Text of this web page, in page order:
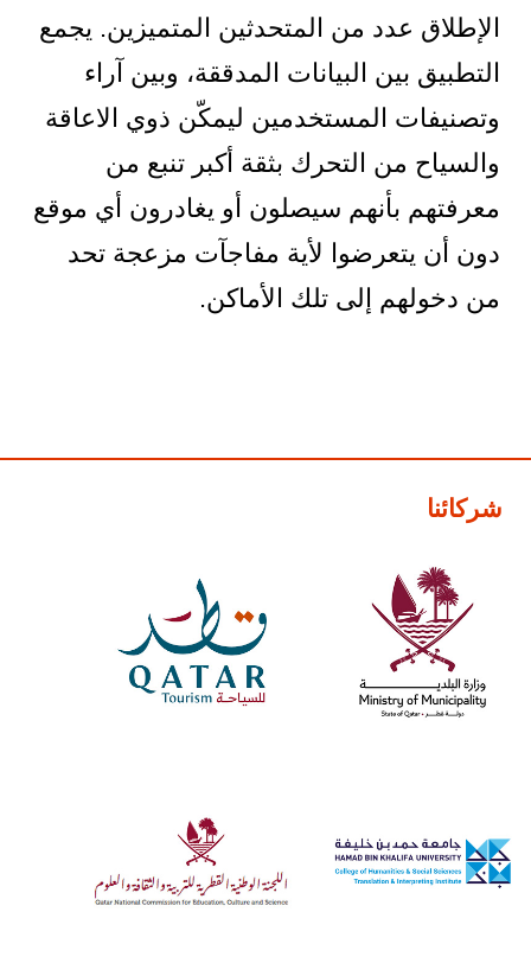
الإطلاق عدد من المتحدثين المتميزين. يجمع
التطبيق بين البيانات المدققة، وبين آراء
وتصنيفات المستخدمين ليمكّن ذوي الاعاقة
والسياح من التحرك بثقة أكبر تنبع من
معرفتهم بأنهم سيصلون أو يغادرون أي موقع
دون أن يتعرضوا لأية مفاجآت مزعجة تحد
من دخولهم إلى تلك الأماكن.
شركائنا